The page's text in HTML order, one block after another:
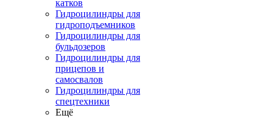
катков
Гидроцилиндры для
гидроподъемников
Гидроцилиндры для
бульдозеров
Гидроцилиндры для
прицепов и
самосвалов
Гидроцилиндры для
спецтехники
Ещё